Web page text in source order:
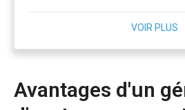
VOIR PLUS
Avantages d'un